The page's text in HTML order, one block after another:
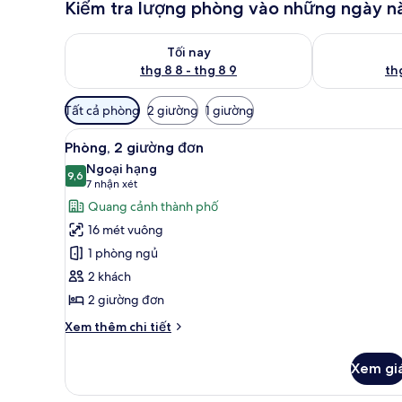
Kiểm tra lượng phòng vào những ngày
Tối nay
thg 8 8 - thg 8 9
Kiểm tra lượng phòng tối nay từ thg 8 8 - thg 8 9
Kiểm tra
Bộ
lọc
có
thể
dùng
để
lọc
tìm
phòng
Tất cả phòng 2 giường 1 giường
Xem
tất
cả
ảnh
Phòng,
2
giường
đơn
Phòng, 2 giường đơn | Bộ đồ
10
Phòng, 2 giường đơn
9,69,6 trên 10
Ngoại hạng
7 nhận xét
(7
nhận
xét)
Quang cảnh thành phố
16 mét vuông
1 phòng ngủ
2 khách
2 giường đơn
Xem thêm chi tiết
Chi
Phòng,
Xem